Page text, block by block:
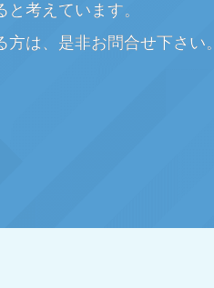
考えています。
は、是非お問合せ下さい。